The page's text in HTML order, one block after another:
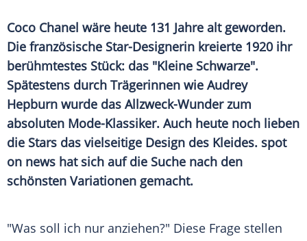
Coco Chanel wäre heute 131 Jahre alt geworden.
Die französische Star-Designerin kreierte 1920 ihr
berühmtestes Stück: das "Kleine Schwarze".
Spätestens durch Trägerinnen wie Audrey
Hepburn wurde das Allzweck-Wunder zum
absoluten Mode-Klassiker. Auch heute noch lieben
die Stars das vielseitige Design des Kleides. spot
on news hat sich auf die Suche nach den
schönsten Variationen gemacht.
"Was soll ich nur anziehen?" Diese Frage stellen